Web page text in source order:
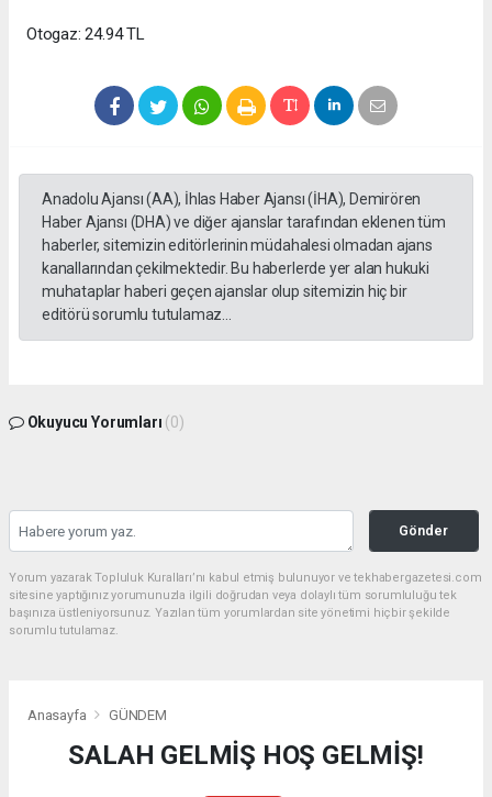
Otogaz: 24.94 TL
Anadolu Ajansı (AA), İhlas Haber Ajansı (İHA), Demirören
Haber Ajansı (DHA) ve diğer ajanslar tarafından eklenen tüm
haberler, sitemizin editörlerinin müdahalesi olmadan ajans
kanallarından çekilmektedir. Bu haberlerde yer alan hukuki
muhataplar haberi geçen ajanslar olup sitemizin hiç bir
editörü sorumlu tutulamaz...
Okuyucu Yorumları (0)
Gönder
Yorum yazarak Topluluk Kuralları’nı kabul etmiş bulunuyor ve tekhabergazetesi.com
sitesine yaptığınız yorumunuzla ilgili doğrudan veya dolaylı tüm sorumluluğu tek
başınıza üstleniyorsunuz. Yazılan tüm yorumlardan site yönetimi hiçbir şekilde
sorumlu tutulamaz.
Anasayfa GÜNDEM
SALAH GELMİŞ HOŞ GELMİŞ!